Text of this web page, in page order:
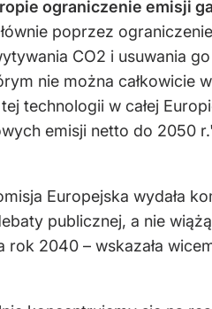
ograniczenie emisji
poprzez
CO2 i usuwania
nie można całkowicie
technologii w całej
emisji netto do 2050
Europejska wydała
publicznej, a nie
2040 – wskazała